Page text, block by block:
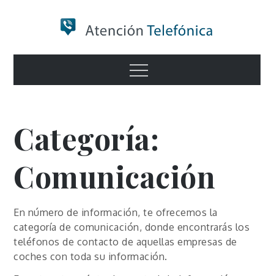
Numero de
Información
Menu
Categoría:
Comunicación
En número de información, te ofrecemos la
categoría de comunicación, donde encontrarás los
teléfonos de contacto de aquellas empresas de
coches con toda su información.